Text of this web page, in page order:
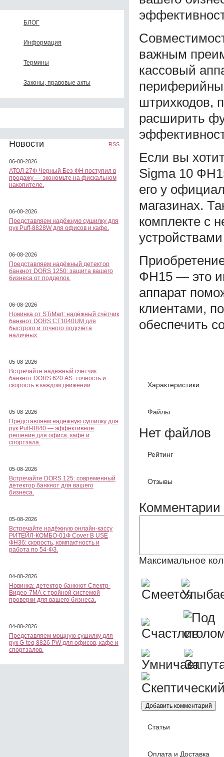
БЛОГ
Информация
Термины
Законы, правовые акты
Новости RSS
06-08-2026
АТОЛ 27Ф Черный Без ФН поступил в
продажу — экономьте на фискальном
накопителе.
06-08-2026
Представляем надёжную сушилку для
рук Puff-8828W для офисов и кафе.
06-08-2026
Представляем надёжный детектор
банкнот DORS 1250: защита вашего
бизнеса от подделок.
06-08-2026
Новинка от STiMart: надёжный счётчик
банкнот DORS CT1040UM для
быстрого и точного подсчёта
наличных.
05-08-2026
Встречайте надёжный счётчик
банкнот DORS 620 АS: точность и
скорость в каждом движении.
05-08-2026
Представляем надёжную сушилку для
рук Puff-8840 — эффективное
решение для офиса, кафе и
спортзала.
05-08-2026
Встречайте DORS 125: современный
детектор банкнот для вашего
бизнеса.
05-08-2026
Встречайте надёжную онлайн-кассу
РИТЕЙЛ-КОМБО-01Ф Cover B USE
ФН36: скорость, компактность и
работа по 54-ФЗ.
04-08-2026
Новинка: детектор банкнот Спектр-
Видео-7МА с тройной системой
проверки для вашего бизнеса.
04-08-2026
Представляем мощную сушилку для
рук G-teq 8826 PW для офисов, кафе и
спортзалов.
важным
кассовый
штрихкодов,
расширить
Если вы
Sigma 10
его у
магазинах.
комплекте с
ФН15 — это
аппарат
клиентами,
обеспечить
Характеристики
Файлы
Нет файлов
Рейтинг
Отзывы
Комментарии
Максимальное
Статьи
Оплата и Доставка